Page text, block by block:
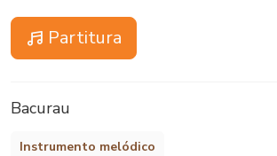
Partitura
Bacurau
Instrumento melódico